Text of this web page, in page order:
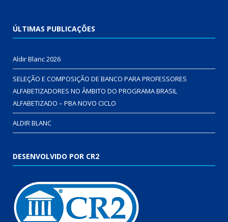
ÚLTIMAS PUBLICAÇÕES
Aldir Blanc 2026
SELEÇÃO E COMPOSIÇÃO DE BANCO PARA PROFESSORES
ALFABETIZADORES NO ÂMBITO DO PROGRAMA BRASIL
ALFABETIZADO – PBA NOVO CICLO
ALDIR BLANC
DESENVOLVIDO POR CR2